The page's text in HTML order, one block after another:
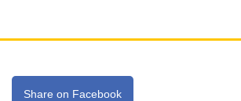
Share on Facebook